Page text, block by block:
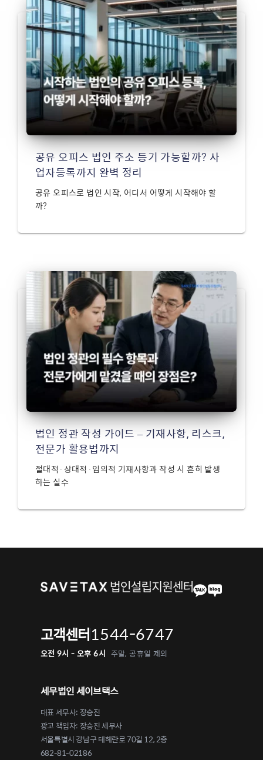
공유 오피스 법인 주소 등기 가능할까? 사
업자등록까지 완벽 정리
공유 오피스로 법인 시작, 어디서 어떻게 시작해야 할
까?
법인 정관 작성 가이드 – 기재사항, 리스크,
전문가 활용법까지
절대적·상대적·임의적 기재사항과 작성 시 흔히 발생
하는 실수
고객센터1544-6747
오전 9시 - 오후 6시 주말, 공휴일 제외
세무법인 세이브택스
대표 세무사: 장승진
광고 책임자: 장승진 세무사
서울특별시 강남구 테헤란로 70길 12, 2층
682-81-02186